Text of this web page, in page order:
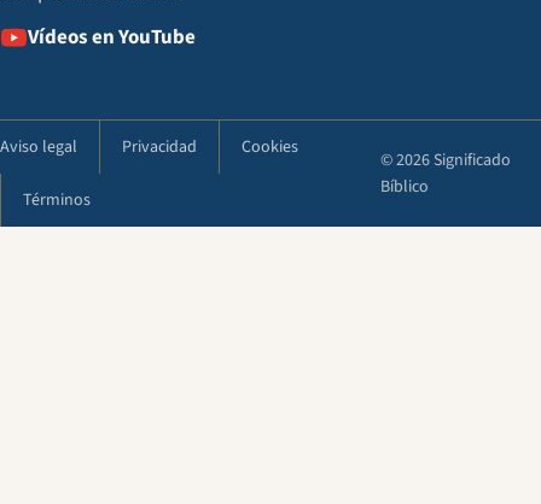
Vídeos en YouTube
Aviso legal Privacidad Cookies
Términos
© 2026 Significado
Bíblico